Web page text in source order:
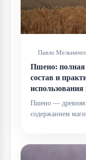
Павло
Пшено: полная
состав и
использования
Пшено — древняя
содержанием